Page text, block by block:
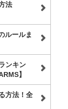
法
ルールま
ンキン
】
方法！全